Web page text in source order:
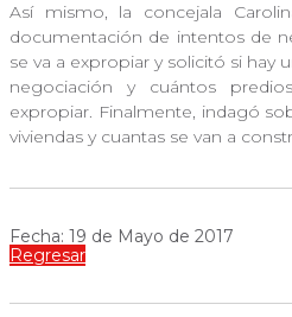
Así mismo, la concejala
documentación de intentos de
se va a expropiar y solicitó si hay
negociación y cuántos
expropiar. Finalmente, indagó
viviendas y cuantas se van a
Fecha: 19 de Mayo de 2017
Regresar